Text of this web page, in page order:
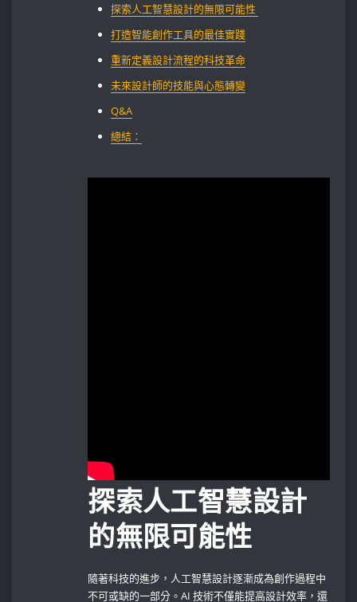
探索人工智慧設計的無限可能性 ⁢
打造智能創作工具的最佳實踐
重新定義設計流程的科技革命
未來設計師的技能與心態轉變
Q&A
總結：
探索人工智慧設計
的無限可能性
隨著科技的進步，人工智慧設計逐漸成為創作過程中
不可或缺的一部分。AI​ 技術不僅能提高設計效率，還